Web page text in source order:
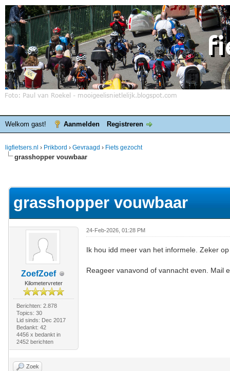
Welkom gast! Aanmelden Registreren
ligfietsers.nl › Prikbord › Gevraagd › Fiets gezocht
grasshopper vouwbaar
grasshopper vouwbaar
ZoefZoef
Kilometervreter
Berichten: 2.878
Topics: 30
Lid sinds: Dec 2017
Bedankt: 42
4456 x bedankt in
2452 berichten
24-Feb-2026, 01:28 PM
Ik hou idd meer van het informele. Zeker
Reageer vanavond of vannacht even. Mail
Zoek